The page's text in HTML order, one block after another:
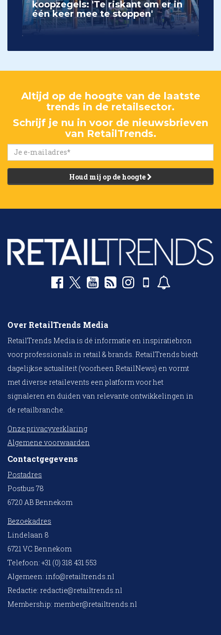
koopzegels: 'Te riskant om er in
één keer mee te stoppen'
Altijd op de hoogte van de laatste
trends in de retailsector.
Schrijf je nu in voor de nieuwsbrieven
van RetailTrends.
Houd mij op de hoogte
Over RetailTrends Media
RetailTrends Media is dé informatie en inspiratiebron
voor professionals in retail & brands. RetailTrends biedt
dagelijkse actualiteit (voorheen RetailNews) en vormt
met diverse retailevents een platform voor het
signaleren en duiden van relevante ontwikkelingen in
de retailbranche.
Onze privacyverklaring
Algemene voorwaarden
Contactgegevens
Postadres
Postbus 78
6720 AB Bennekom
Bezoekadres
Lindelaan 8
6721 VC Bennekom
Telefoon: +31 (0) 318 431 553
Algemeen: info@retailtrends.nl
Redactie: redactie@retailtrends.nl
Membership: member@retailtrends.nl